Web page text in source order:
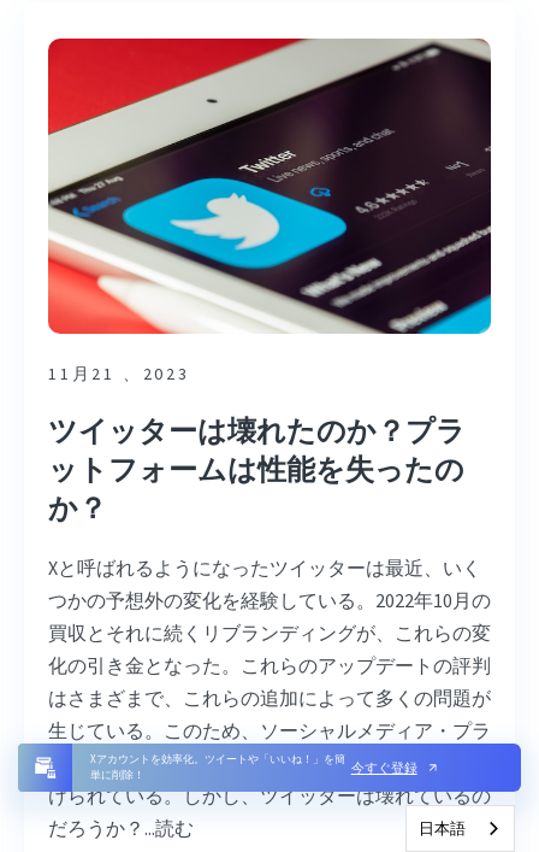
Xアカウントを効率化。ツイートや「いいね！」を簡
単に削除！
今すぐ登録
11月21 、2023
ツイッターは壊れたのか？プラ
ットフォームは性能を失ったの
か？
Xと呼ばれるようになったツイッターは最近、いく
つかの予想外の変化を経験している。2022年10月の
買収とそれに続くリブランディングが、これらの変
化の引き金となった。これらのアップデートの評判
はさまざまで、これらの追加によって多くの問題が
生じている。このため、ソーシャルメディア・プラ
ットフォームの完全性について多くの疑問が投げか
けられている。しかし、ツイッターは壊れているの
だろうか？...読む 日本語